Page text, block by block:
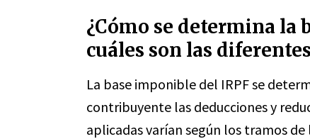
¿Cómo se determina la
cuáles son las
La base imponible del IRPF se
contribuyente las deducciones y
aplicadas varían según los tramos